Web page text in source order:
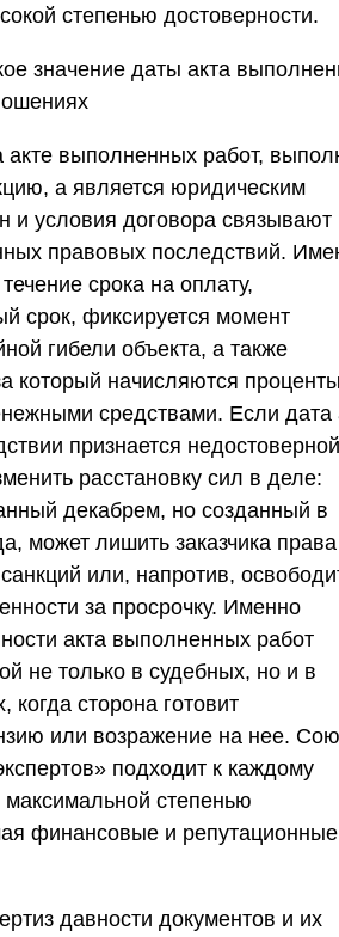
степенью достоверности.
значение даты акта
акте выполненных работ,
а является юридическим
и условия договора связывают
правовых последствий.
срока на оплату,
срок, фиксируется момент
гибели объекта, а также
который начисляются
средствами. Если дата
признается
расстановку сил в деле:
декабрем, но созданный в
может лишить заказчика
или, напротив,
за просрочку. Именно
акта выполненных работ
не только в судебных, но и в
сторона готовит
или возражение на нее.
подходит к каждому
степенью
финансовые и репутационные
давности документов и их